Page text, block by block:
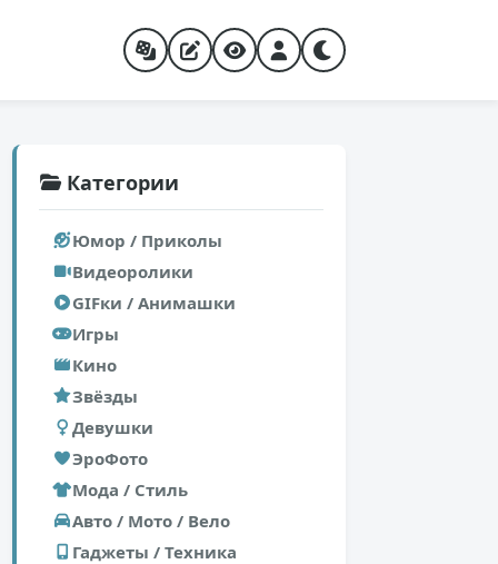
Категории
Юмор / Приколы
Видеоролики
GIFки / Анимашки
Игры
Кино
Звёзды
Девушки
ЭроФото
Мода / Стиль
Авто / Мото / Вело
Гаджеты / Техника